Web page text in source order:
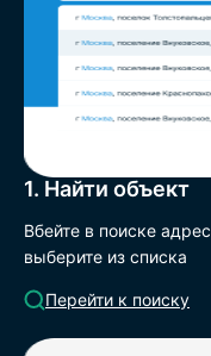
1. Найти объект
Вбейте в поиске
выберите из списка
Перейти к поиску